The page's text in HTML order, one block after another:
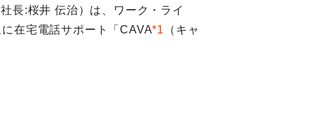
:桜井 伝治）は、ワーク・ライ
在宅電話サポート「CAVA*1 （キャ